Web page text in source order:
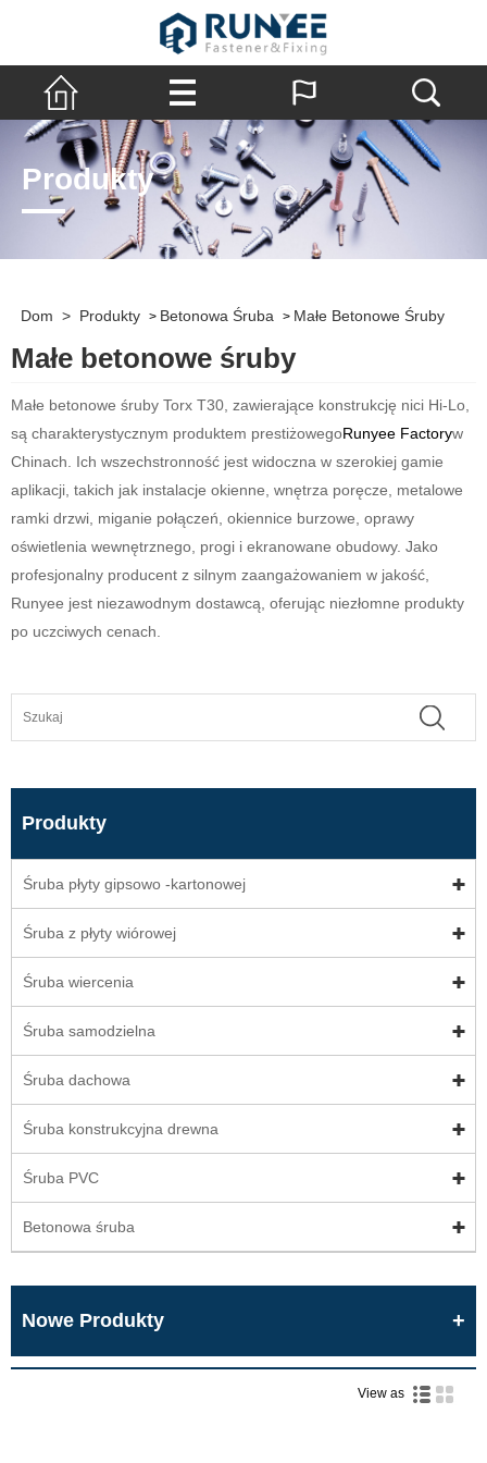
Produkty
Dom > Produkty > Betonowa Śruba > Małe Betonowe Śruby
Małe betonowe śruby
Małe betonowe śruby Torx T30, zawierające konstrukcję nici Hi-Lo,
są charakterystycznym produktem prestiżowegoRunyee Factoryw
Chinach. Ich wszechstronność jest widoczna w szerokiej gamie
aplikacji, takich jak instalacje okienne, wnętrza poręcze, metalowe
ramki drzwi, miganie połączeń, okiennice burzowe, oprawy
oświetlenia wewnętrznego, progi i ekranowane obudowy. Jako
profesjonalny producent z silnym zaangażowaniem w jakość,
Runyee jest niezawodnym dostawcą, oferując niezłomne produkty
po uczciwych cenach.
Produkty
Śruba płyty gipsowo -kartonowej
Śruba z płyty wiórowej
Śruba wiercenia
Śruba samodzielna
Śruba dachowa
Śruba konstrukcyjna drewna
Śruba PVC
Betonowa śruba
Nowe Produkty
View as